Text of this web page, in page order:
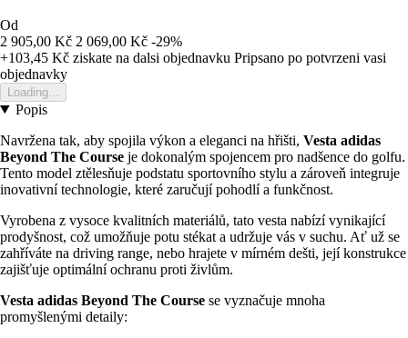
Od
2 905,00 Kč 2 069,00 Kč -29%
+103,45 Kč ziskate na dalsi objednavku Pripsano po potvrzeni vasi
objednavky
Loading...
Popis
Navržena tak, aby spojila výkon a eleganci na hřišti, Vesta adidas
Beyond The Course je dokonalým spojencem pro nadšence do golfu.
Tento model ztělesňuje podstatu sportovního stylu a zároveň integruje
inovativní technologie, které zaručují pohodlí a funkčnost.
Vyrobena z vysoce kvalitních materiálů, tato vesta nabízí vynikající
prodyšnost, což umožňuje potu stékat a udržuje vás v suchu. Ať už se
zahříváte na driving range, nebo hrajete v mírném dešti, její konstrukce
zajišťuje optimální ochranu proti živlům.
Vesta adidas Beyond The Course se vyznačuje mnoha
promyšlenými detaily: